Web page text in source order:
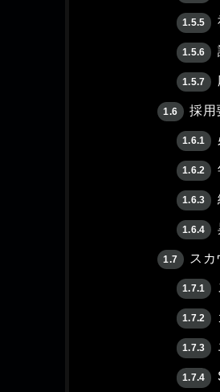
1.5.5
1.5.6
1.5.7
1.6 採用
1.6.1
1.6.2
1.6.3
1.6.4
1.7 スカ
1.7.1
1.7.2
1.7.3
1.7.4